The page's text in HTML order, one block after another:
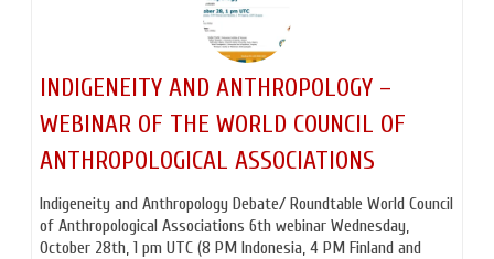
INDIGENEITY AND ANTHROPOLOGY –
WEBINAR OF THE WORLD COUNCIL OF
ANTHROPOLOGICAL ASSOCIATIONS
Indigeneity and Anthropology Debate/ Roundtable World Council
of Anthropological Associations 6th webinar Wednesday,
October 28th, 1 pm UTC (8 PM Indonesia, 4 PM Finland and